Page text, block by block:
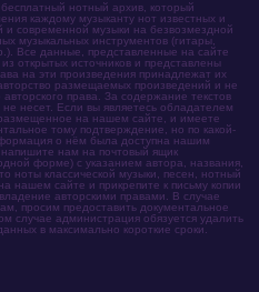
нотный архив, который
каждому музыканту нот известных и
и современной музыки на безвозмездной
музыкальных инструментов (гитары,
Все данные, представленные на сайте
открытых источников и представлены
на эти произведения принадлежат их
размещаемых произведений и не
права. За содержание текстов
несет. Если вы являетесь обладателем
на нашем сайте, и имеете
тому подтверждение, но по какой-
о нём была доступна нашим
нам на почтовый ящик
форме) с указанием автора, названия,
ноты классической музыки, песен, нотный
нашем сайте и прикрепите к письму копии
авторскими правами. В случае
просим предоставить документальное
случае администрация обязуется удалить
в максимально короткие сроки.